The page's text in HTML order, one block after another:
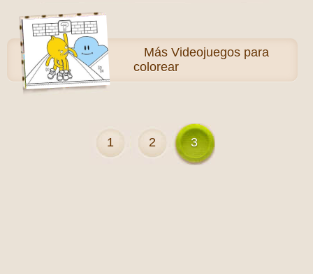
MásVideojuegos para
colorear
1 2 3